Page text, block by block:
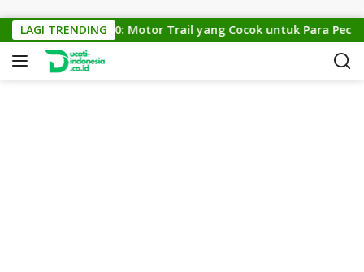
LAGI TRENDING
KTM Cross 150: Motor Trail yang Cocok untuk Para Pecinta